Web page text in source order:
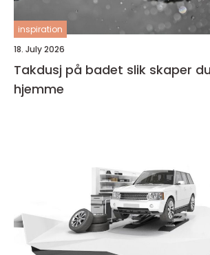
inspiration
18. July 2026
Takdusj på badet slik skaper du spafølelse
hjemme